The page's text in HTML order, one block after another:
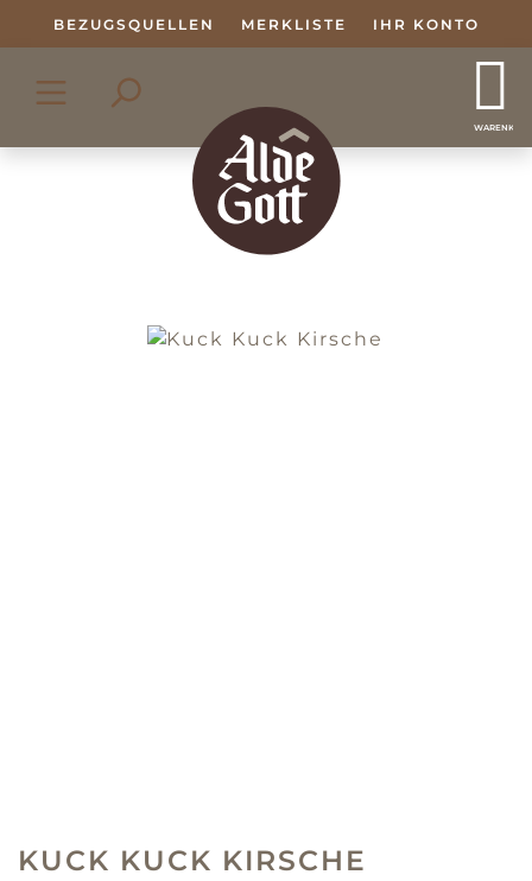
Zum Hauptinhalt springen
BEZUGSQUELLEN MERKLISTE IHR KONTO
WARENKORB
Bildergalerie überspringen
KUCK KUCK KIRSCHE